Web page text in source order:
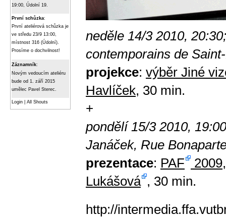
19:00, Údolní 19.
První schůzka:
První ateliérová schůzka je
ve středu 23/9 13:00,
místnost 316 (Údolní).
Prosíme o dochvilnost!
Záznamník:
Novým vedoucím ateliéru
bude od 1. září 2015
umělec Pavel Sterec.
Login All Shouts
neděle 14/3 2010,
contemporains de
projekce: výběr Jiné
Havlíček, 30 min.
+
pondělí 15/3 2010,
Janáček, Rue
prezentace: PAF 2009
Lukášová , 30 min.
http://